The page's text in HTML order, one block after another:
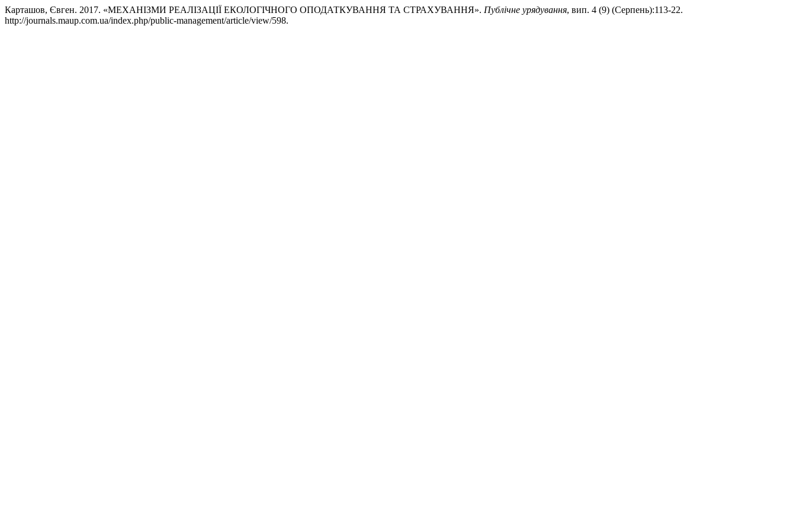
Карташов, Євген. 2017. «МЕХАНІЗМИ РЕАЛІЗАЦІЇ ЕКОЛОГІЧНОГО ОПОДАТКУВАННЯ ТА СТРАХУВАННЯ». Публічне урядування, вип. 4 (9) (Серпень):113-22.
http://journals.maup.com.ua/index.php/public-management/article/view/598.